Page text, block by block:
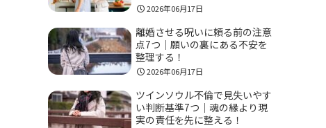
2026年06月17日
離婚させる呪いに頼る前の注意
点7つ｜願いの裏にある不安を
整理する！
2026年06月17日
ツインソウル不倫で見失いやす
い判断基準7つ｜魂の縁より現
実の責任を先に整える！